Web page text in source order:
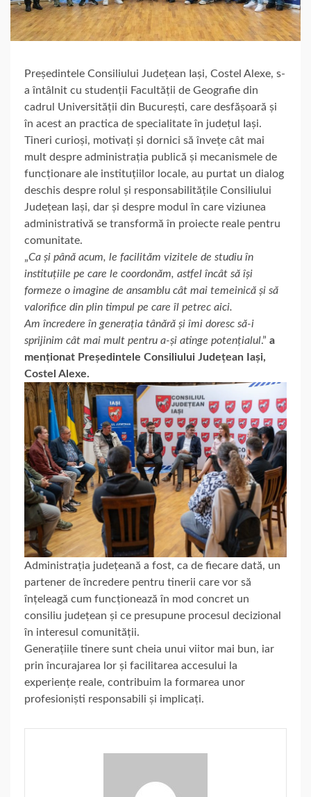
Președintele Consiliului Județean Iași, Costel Alexe, s-
a întâlnit cu studenții Facultății de Geografie din
cadrul Universității din București, care desfășoară și
în acest an practica de specialitate în județul Iași.
Tineri curioși, motivați și dornici să învețe cât mai
mult despre administrația publică și mecanismele de
funcționare ale instituțiilor locale, au purtat un dialog
deschis despre rolul și responsabilitățile Consiliului
Județean Iași, dar și despre modul în care viziunea
administrativă se transformă în proiecte reale pentru
comunitate.
„Ca și până acum, le facilităm vizitele de studiu în
instituțiile pe care le coordonăm, astfel încât să își
formeze o imagine de ansamblu cât mai temeinică și să
valorifice din plin timpul pe care îl petrec aici.
Am încredere în generația tânără și îmi doresc să-i
sprijinim cât mai mult pentru a-și atinge potențialul.” a
menționat Președintele Consiliului Județean Iași,
Costel Alexe.
Administrația județeană a fost, ca de fiecare dată, un
partener de încredere pentru tinerii care vor să
înțeleagă cum funcționează în mod concret un
consiliu județean și ce presupune procesul decizional
în interesul comunității.
Generațiile tinere sunt cheia unui viitor mai bun, iar
prin încurajarea lor și facilitarea accesului la
experiențe reale, contribuim la formarea unor
profesioniști responsabili și implicați.